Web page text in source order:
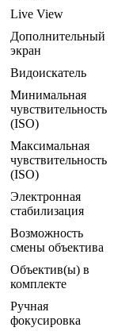
Live View
Дополнительный
экран
Видоискатель
Минимальная
чувствительность
(ISO)
Максимальная
чувствительность
(ISO)
Электронная
стабилизация
Возможность
смены объектива
Объектив(ы) в
комплекте
Ручная
фокусировка